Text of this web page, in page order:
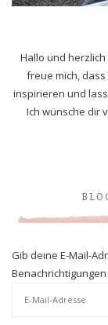
Hallo und
freue mich,
inspirieren und
Ich wünsche dir
Gib deine E-Mail-